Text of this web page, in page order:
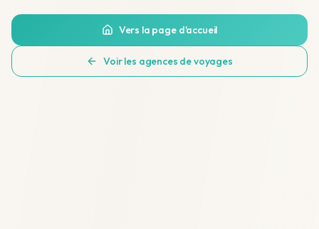
Vers la page d'accueil
Voir les agences de voyages